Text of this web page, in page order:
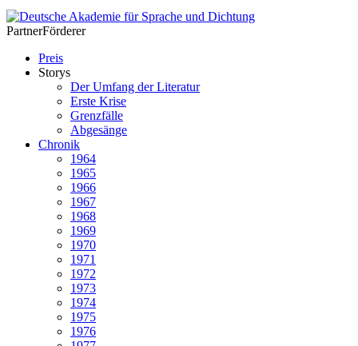
PartnerFörderer
Preis
Storys
Der Umfang der Literatur
Erste Krise
Grenzfälle
Abgesänge
Chronik
1964
1965
1966
1967
1968
1969
1970
1971
1972
1973
1974
1975
1976